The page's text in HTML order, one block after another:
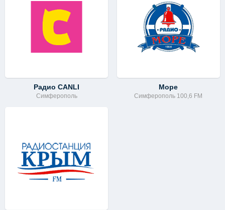
Радио CANLI
Симферополь
Море
Симферополь 100,6 FM